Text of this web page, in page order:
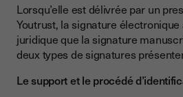
Lorsqu’elle est délivrée par un
Youtrust, la signature
juridique que la signature
deux types de signatures
Le support et le procédé